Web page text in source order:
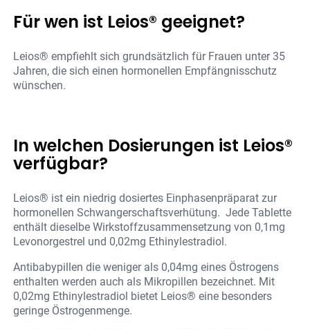
Für wen ist Leios® geeignet?
Leios® empfiehlt sich grundsätzlich für Frauen unter 35
Jahren, die sich einen hormonellen Empfängnisschutz
wünschen.
In welchen Dosierungen ist Leios®
verfügbar?
Leios® ist ein niedrig dosiertes Einphasenpräparat zur
hormonellen Schwangerschaftsverhütung. Jede Tablette
enthält dieselbe Wirkstoffzusammensetzung von 0,1mg
Levonorgestrel und 0,02mg Ethinylestradiol.
Antibabypillen die weniger als 0,04mg eines Östrogens
enthalten werden auch als Mikropillen bezeichnet. Mit
0,02mg Ethinylestradiol bietet Leios® eine besonders
geringe Östrogenmenge.